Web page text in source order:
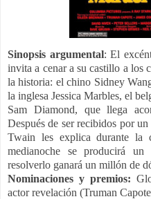
Sinopsis argumental: El
invita a cenar a su castillo a los
la historia: el chino Sidney
la inglesa Jessica Marbles, el
Sam Diamond, que llega
Después de ser recibidos por
Twain les explica durante
medianoche se producirá
resolverlo ganará un millón de
Nominaciones y premios:
actor revelación (Truman